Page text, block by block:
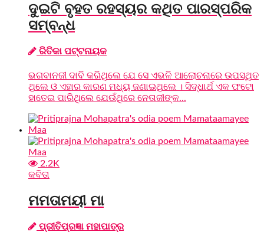
ଦୁଇଟି ବୃହତ ରହସ୍ୟର କଥିତ ପାରସ୍ପରିକ
ସମ୍ବନ୍ଧ
ରିତିକା ପଟ୍ଟନାୟକ
ଭଗବାନଜୀ ଦାବି କରିଥିଲେ ଯେ ସେ ଏଭଳି ଆଲୋଚନାରେ ଉପସ୍ଥିତ
ଥିଲେ ଓ ଏହାର କାରଣ ମଧ୍ୟ ଜଣାଇଥିଲେ । ସିଦ୍ଧାର୍ଥ ଏକ ଫଟୋ
ହାତେଇ ପାରିଥିଲେ ଯେଉଁଥିରେ ନେତାଜୀଙ୍କ...
2.2K
କବିତା
ମମତାମୟୀ ମା
ପ୍ରୀତିପ୍ରଜ୍ଞା ମହାପାତ୍ର